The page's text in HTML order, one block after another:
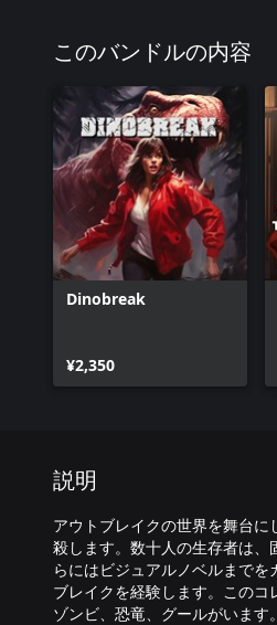
このバンドルの内容
Dinobreak
¥2,350
説明
アウトブレイクの世界を舞台
殺します。数十人の生存者は、
らにはビジュアルノベルまで
ブレイクを経験します。この
ゾンビ、恐竜、グールがいま